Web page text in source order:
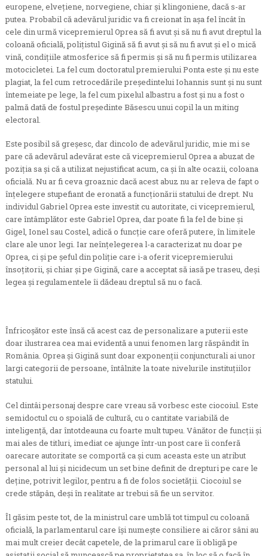
europene, elveţiene, norvegiene, chiar şi klingoniene, dacă s-ar
putea. Probabil că adevărul juridic va fi creionat în aşa fel încât în
cele din urmă vicepremierul Oprea să fi avut şi să nu fi avut dreptul la
coloană oficială, poliţistul Gigină să fi avut şi să nu fi avut şi el o mică
vină, condiţiile atmosferice să fi permis şi să nu fi permis utilizarea
motocicletei. La fel cum doctoratul premierului Ponta este şi nu este
plagiat, la fel cum retrocedările preşedintelui Iohannis sunt şi nu sunt
întemeiate pe lege, la fel cum pixelul albastru a fost şi nu a fost o
palmă dată de fostul preşedinte Băsescu unui copil la un miting
electoral.
Este posibil să greşesc, dar dincolo de adevărul juridic, mie mi se
pare că adevărul adevărat este că vicepremierul Oprea a abuzat de
poziţia sa şi că a utilizat nejustificat acum, ca şi în alte ocazii, coloana
oficială. Nu ar fi ceva groaznic dacă acest abuz nu ar releva de fapt o
înţelegere stupefiant de eronată a funcţionării statului de drept. Nu
individul Gabriel Oprea este investit cu autoritate, ci vicepremierul,
care întâmplător este Gabriel Oprea, dar poate fi la fel de bine şi
Gigel, Ionel sau Costel, adică o funcţie care oferă putere, în limitele
clare ale unor legi. Iar neînţelegerea l-a caracterizat nu doar pe
Oprea, ci şi pe şeful din poliţie care i-a oferit vicepremierului
însoţitorii, şi chiar şi pe Gigină, care a acceptat să iasă pe traseu, deşi
legea şi regulamentele îi dădeau dreptul să nu o facă.
Înfricoşător este însă că acest caz de personalizare a puterii este
doar ilustrarea cea mai evidentă a unui fenomen larg răspândit în
România. Oprea şi Gigină sunt doar exponenţii conjuncturali ai unor
largi categorii de persoane, întâlnite la toate nivelurile instituţiilor
statului.
Cel dintâi personaj despre care vreau să vorbesc este ciocoiul. Este
semidoctul cu o spoială de cultură, cu o cantitate variabilă de
inteligenţă, dar întotdeauna cu foarte mult tupeu. Vânător de funcţii şi
mai ales de titluri, imediat ce ajunge într-un post care îi conferă
oarecare autoritate se comportă ca şi cum aceasta este un atribut
personal al lui şi nicidecum un set bine definit de drepturi pe care le
deţine, potrivit legilor, pentru a fi de folos societăţii. Ciocoiul se
crede stăpân, deşi în realitate ar trebui să fie un servitor.
Îl găsim peste tot, de la ministrul care umblă tot timpul cu coloană
oficială, la parlamentarul care îşi numeşte consiliere ai căror sâni au
mai mult creier decât capetele, de la primarul care îi obligă pe